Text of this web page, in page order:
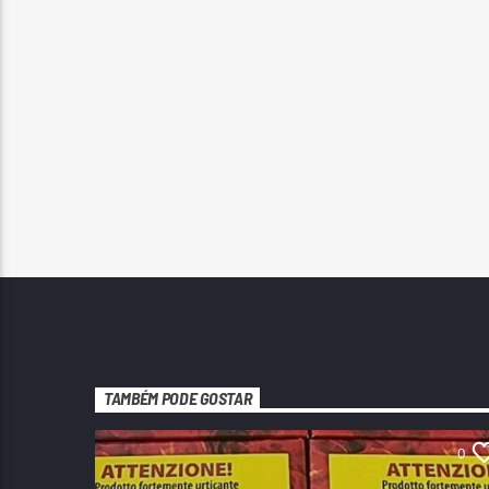
TAMBÉM PODE GOSTAR
0